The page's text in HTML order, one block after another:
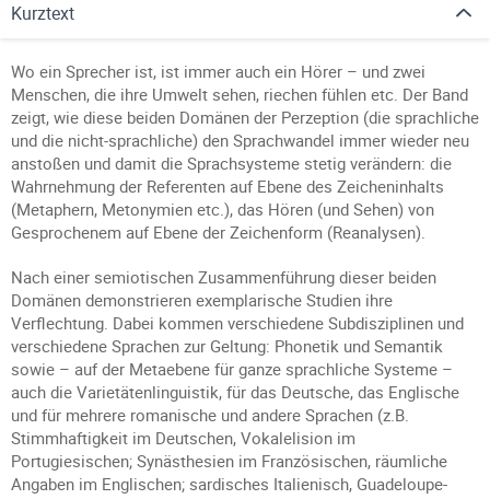
Kurztext
Wo ein Sprecher ist, ist immer auch ein Hörer – und zwei
Menschen, die ihre Umwelt sehen, riechen fühlen etc. Der Band
zeigt, wie diese beiden Domänen der Perzeption (die sprachliche
und die nicht-sprachliche) den Sprachwandel immer wieder neu
anstoßen und damit die Sprachsysteme stetig verändern: die
Wahrnehmung der Referenten auf Ebene des Zeicheninhalts
(Metaphern, Metonymien etc.), das Hören (und Sehen) von
Gesprochenem auf Ebene der Zeichenform (Reanalysen).
Nach einer semiotischen Zusammenführung dieser beiden
Domänen demonstrieren exemplarische Studien ihre
Verflechtung. Dabei kommen verschiedene Subdisziplinen und
verschiedene Sprachen zur Geltung: Phonetik und Semantik
sowie – auf der Metaebene für ganze sprachliche Systeme –
auch die Varietätenlinguistik, für das Deutsche, das Englische
und für mehrere romanische und andere Sprachen (z.B.
Stimmhaftigkeit im Deutschen, Vokalelision im
Portugiesischen; Synästhesien im Französischen, räumliche
Angaben im Englischen; sardisches Italienisch, Guadeloupe-